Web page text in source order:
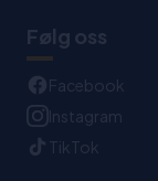
Følg oss
Facebook
Instagram
TikTok